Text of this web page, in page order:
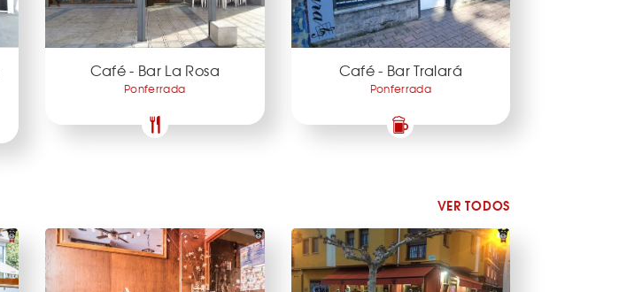
Café - Bar La Rosa
Ponferrada
Café - Bar Tralará
Ponferrada
VER TODOS